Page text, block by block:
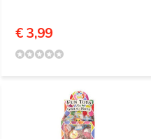
€ 3,99